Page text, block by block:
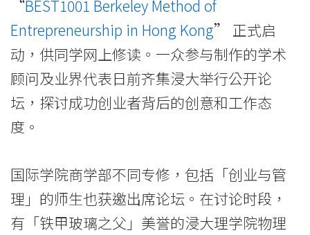
家
的
思
想
与
行
为
“BEST1001 Berkeley Method of
Entrepreneurship in Hong Kong” 正式启
动，供同学网上修读。一众参与制作的学术
顾问及业界代表日前齐集浸大举行公开论
坛，探讨成功创业者背后的创意和工作态
度。
国际学院商学部不同专修，包括「创业与管
理」的师生也获邀出席论坛。在讨论时段，
有「铁甲玻璃之父」美誉的浸大理学院物理